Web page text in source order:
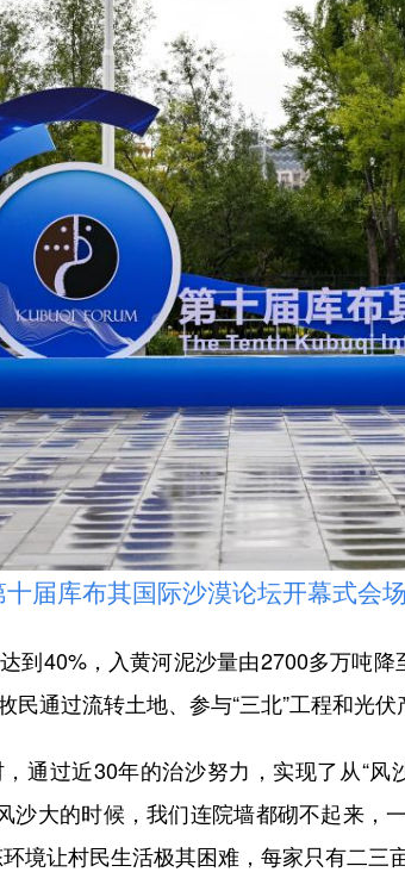
库布其国际沙漠论坛开幕式会
40%，入黄河泥沙量由2700多万吨降
通过流转土地、参与“三北”工程和光伏
过近30年的治沙努力，实现了从“风
沙大的时候，我们连院墙都砌不起来
境让村民生活极其困难，每家只有二三